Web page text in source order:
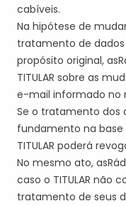
cabíveis.
Na hipótese de
tratamento de
propósito original, as
TITULAR sobre as
e-mail informado no
Se o tratamento dos
fundamento na base
TITULAR poderá
No mesmo ato, as
caso o TITULAR não
tratamento de seus